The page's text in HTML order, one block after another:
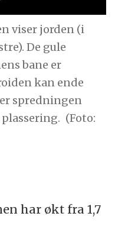
viser jorden (i
De gule
bane er
kan ende
er spredningen
(Foto:
har økt fra 1,7